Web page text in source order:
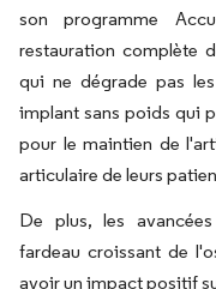
son programme
restauration complète
qui ne dégrade pas
implant sans poids qui
pour le maintien de
articulaire de leurs
De plus, les
fardeau croissant de
avoir un impact positif